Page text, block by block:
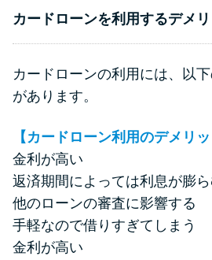
カードローンを利用するデメリ
カードローンの利用には、以
があります。
【カードローン利用のデメリッ
金利が高い
返済期間によっては利息が膨
他のローンの審査に影響する
手軽なので借りすぎてしまう
金利が高い